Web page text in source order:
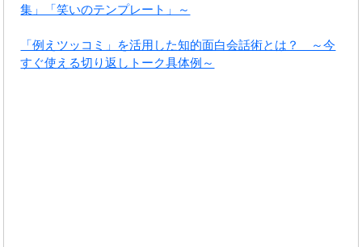
集」「笑いのテンプレート」～
「例えツッコミ」を活用した知的面白会話術とは？ ～今
すぐ使える切り返しトーク具体例～